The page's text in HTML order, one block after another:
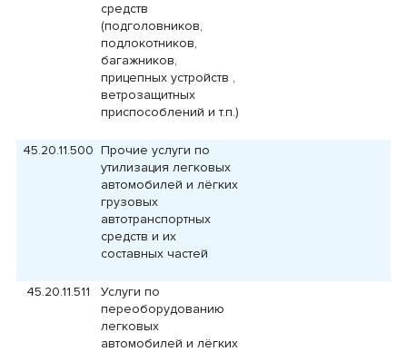
средств
(подголовников,
подлокотников,
багажников,
прицепных устройств ,
ветрозащитных
приспособлений и т.п.)
45.20.11.500 Прочие услуги по
утилизация легковых
автомобилей и лёгких
грузовых
автотранспортных
средств и их
составных частей
45.20.11.511
Услуги по
переоборудованию
легковых
автомобилей и лёгких